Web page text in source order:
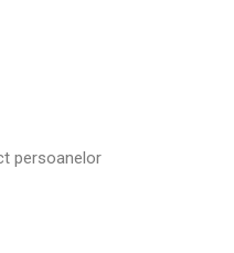
persoanelor